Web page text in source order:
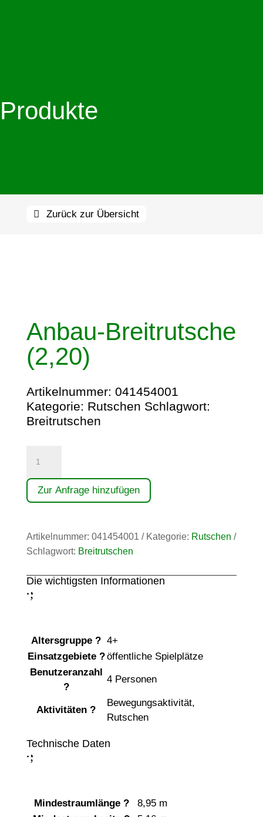
Produkte
Zurück zur Übersicht
Anbau-Breitrutsche
(2,20)
Artikelnummer: 041454001
Kategorie: Rutschen Schlagwort:
Breitrutschen
Breitrutsche
(2,20)
Menge
Zur Anfrage hinzufügen
Artikelnummer: 041454001 Kategorie: Rutschen
Schlagwort: Breitrutschen
Die wichtigsten Informationen
:
;
Altersgruppe ? 4+
Einsatzgebiete ?öffentliche Spielplätze
Benutzeranzahl
?
4 Personen
Aktivitäten ?
Bewegungsaktivität,
Rutschen
Technische Daten
:
;
Mindestraumlänge ?
8,95 m